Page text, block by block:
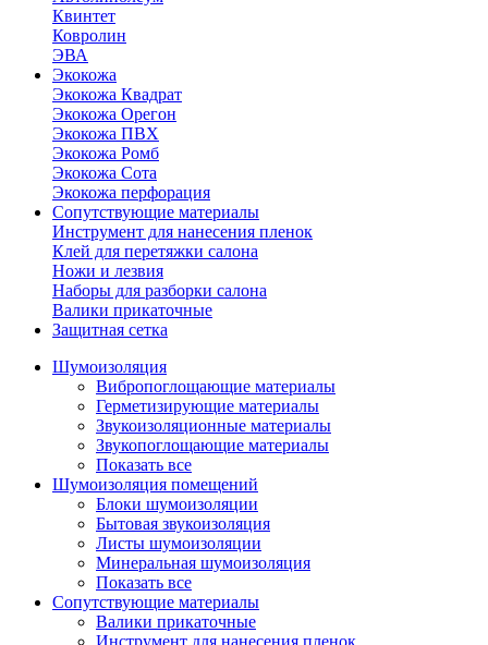
Квинтет
Ковролин
ЭВА
Экокожа
Экокожа Квадрат
Экокожа Орегон
Экокожа ПВХ
Экокожа Ромб
Экокожа Сота
Экокожа перфорация
Сопутствующие материалы
Инструмент для нанесения пленок
Клей для перетяжки салона
Ножи и лезвия
Наборы для разборки салона
Валики прикаточные
Защитная сетка
Шумоизоляция
Вибропоглощающие материалы
Герметизирующие материалы
Звукоизоляционные материалы
Звукопоглощающие материалы
Показать все
Шумоизоляция помещений
Блоки шумоизоляции
Бытовая звукоизоляция
Листы шумоизоляции
Минеральная шумоизоляция
Показать все
Сопутствующие материалы
Валики прикаточные
Инструмент для нанесения пленок